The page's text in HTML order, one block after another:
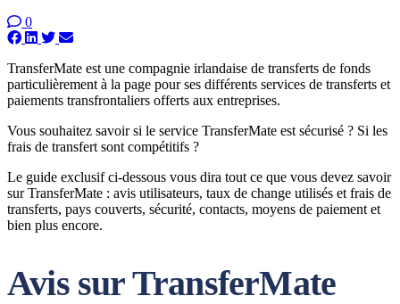
0
TransferMate est une compagnie irlandaise de transferts de fonds
particulièrement à la page pour ses différents services de transferts et
paiements transfrontaliers offerts aux entreprises.
Vous souhaitez savoir si le service TransferMate est sécurisé ? Si les
frais de transfert sont compétitifs ?
Le guide exclusif ci-dessous vous dira tout ce que vous devez savoir
sur TransferMate : avis utilisateurs, taux de change utilisés et frais de
transferts, pays couverts, sécurité, contacts, moyens de paiement et
bien plus encore.
Avis sur TransferMate